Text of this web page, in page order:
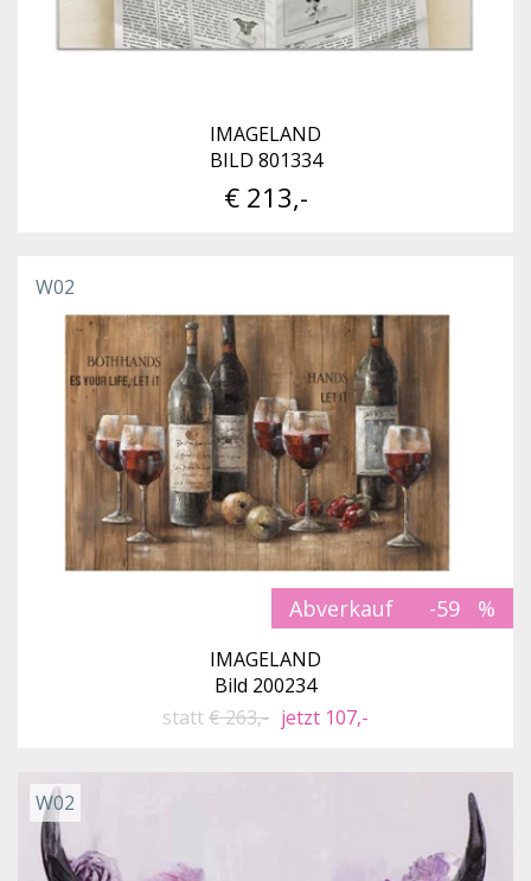
IMAGELAND
BILD 801334
€ 213,-
Abverkauf -59
W02
IMAGELAND
Bild 200234
statt€ 263,- jetzt 107,-
W02